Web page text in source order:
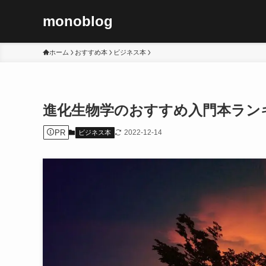
monoblog
ホーム おすすめ本 ビジネス本
進化生物学のおすすめ入門本ラン
PR ビジネス本 2022-12-14